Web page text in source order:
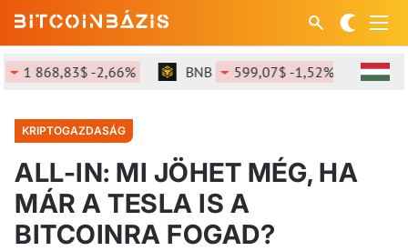
-2,66% BNB 599,07$ -1,52% SOL
KRIPTOGAZDASÁG
ALL-IN: MI JÖHET MÉG, HA
MÁR A TESLA IS A
BITCOINRA FOGAD?